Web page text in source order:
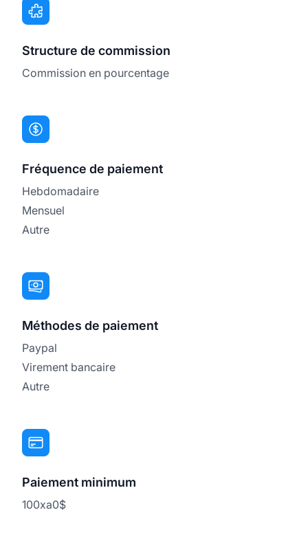
Structure de commission
Commission en pourcentage
Fréquence de paiement
Hebdomadaire
Mensuel
Autre
Méthodes de paiement
Paypal
Virement bancaire
Autre
Paiement minimum
100xa0$